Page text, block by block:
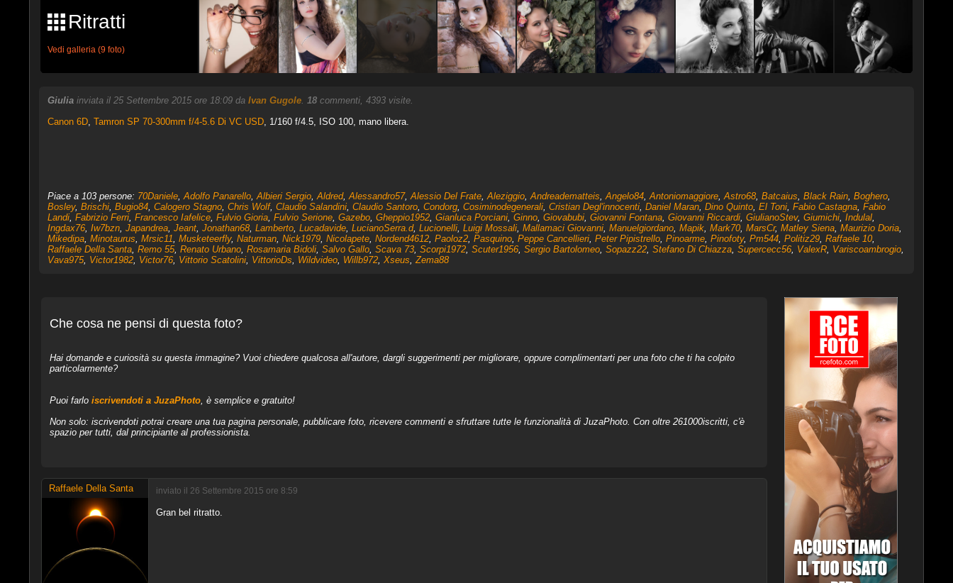
Ritratti
Vedi galleria (9 foto)
Giulia inviata il 25 Settembre 2015 ore 18:09 da Ivan Gugole. 18commenti, 4393 visite.
Canon 6D, Tamron SP 70-300mm f/4-5.6 Di VC USD, 1/160 f/4.5, ISO 100, mano libera.
Piace a 103 persone: 70Daniele,Adolfo Panarello,Albieri Sergio,Aldred,Alessandro57,Alessio Del Frate,Aleziggio,Andreadematteis,Angelo84,Antoniomaggiore,Astro68, Batcaius, Black Rain, Boghero,
Bosley, Brischi, Bugio84, Calogero Stagno, Chris Wolf, Claudio Salandini, Claudio Santoro, Condorg, Cosiminodegenerali, Cristian Degl'innocenti, Daniel Maran, Dino Quinto, El Toni, Fabio Castagna, Fabio
Landi, Fabrizio Ferri, Francesco Iafelice, Fulvio Gioria, Fulvio Serione, Gazebo, Gheppio1952, Gianluca Porciani, Ginno, Giovabubi, Giovanni Fontana, Giovanni Riccardi, GiulianoStev, Giumichi, Indulal,
Ingdax76, Iw7bzn, Japandrea, Jeant, Jonathan68, Lamberto, Lucadavide, LucianoSerra.d, Lucionelli, Luigi Mossali, Mallamaci Giovanni, Manuelgiordano, Mapik, Mark70, MarsCr, Matley Siena, Maurizio Doria,
Mikedipa, Minotaurus, Mrsic11, Musketeerfly, Naturman, Nick1979, Nicolapete, Nordend4612, Paoloz2, Pasquino, Peppe Cancellieri, Peter Pipistrello, Pinoarme, Pinofoty, Pm544, Politiz29, Raffaele 10,
Raffaele Della Santa, Remo 55, Renato Urbano, Rosamaria Bidoli, Salvo Gallo, Scava 73, Scorpi1972, Scuter1956, Sergio Bartolomeo, Sopazz22, Stefano Di Chiazza, Supercecc56, ValexR, Variscoambrogio,
Vava975, Victor1982, Victor76, Vittorio Scatolini, VittorioDs, Wildvideo, Willb972, Xseus,Zema88
Che cosa ne pensi di questa foto?
Hai domande e curiosità su questa immagine? Vuoi chiedere qualcosa all'autore, dargli suggerimenti per migliorare, oppure complimentarti per una foto che ti ha colpito
particolarmente?
Puoi farlo iscrivendoti a JuzaPhoto, è semplice e gratuito!
Non solo: iscrivendoti potrai creare una tua pagina personale, pubblicare foto, ricevere commenti e sfruttare tutte le funzionalità di JuzaPhoto. Con oltre 261000iscritti, c'è
spazio per tutti, dal principiante al professionista.
Raffaele Della Santa inviato il 26 Settembre 2015 ore 8:59
Gran bel ritratto.